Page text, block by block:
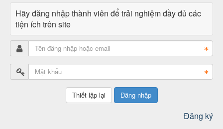
Hãy đăng nhập thành viên để trải nghiệm đầy đủ các
tiện ích trên site
Đăng nhập
Đăng ký